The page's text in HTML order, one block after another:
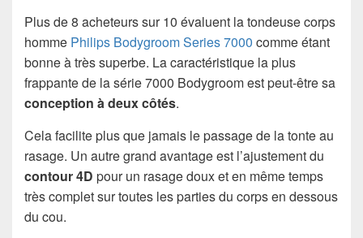
Plus de 8 acheteurs sur 10 évaluent la tondeuse corps
homme Philips Bodygroom Series 7000 comme étant
bonne à très superbe. La caractéristique la plus
frappante de la série 7000 Bodygroom est peut-être sa
conception à deux côtés.
Cela facilite plus que jamais le passage de la tonte au
rasage. Un autre grand avantage est l’ajustement du
contour 4D pour un rasage doux et en même temps
très complet sur toutes les parties du corps en dessous
du cou.